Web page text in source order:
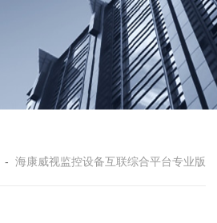
- 海康威视监控设备互联综合平台专业版